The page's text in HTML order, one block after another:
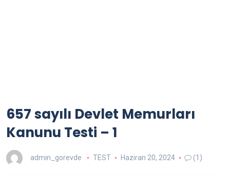
657 sayılı Devlet Memurları
Kanunu Testi – 1
admin_gorevde TEST Haziran 20, 2024 (1)